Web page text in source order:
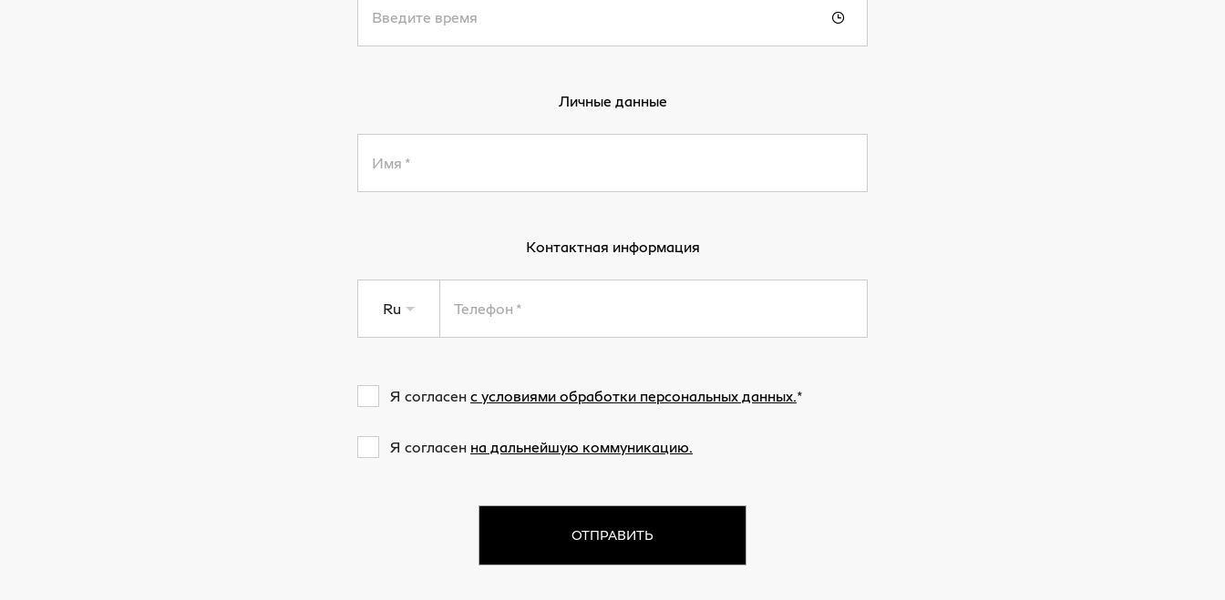
Введите время
Личные данные
Имя
Контактная информация
Ru Телефон
Я согласен с условиями обработки персональных данных.
Я согласен на дальнейшую коммуникацию.
ОТПРАВИТЬ